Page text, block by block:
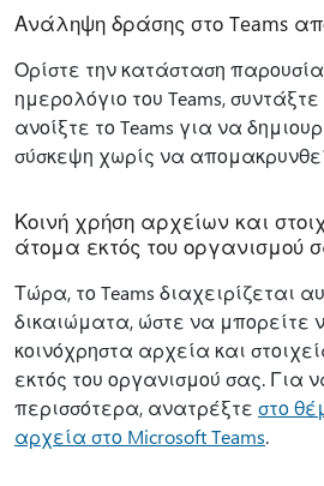
Ανάληψη δράσης στο Teams
Ορίστε την κατάσταση
ημερολόγιο του Teams,
ανοίξτε το Teams για να
σύσκεψη χωρίς να
Κοινή χρήση αρχείων και
άτομα εκτός του οργανισμού
Τώρα, το Teams διαχειρίζεται
δικαιώματα, ώστε να μπορείτε
κοινόχρηστα αρχεία και
εκτός του οργανισμού σας. Για
περισσότερα, ανατρέξτε στο
αρχεία στο Microsoft Teams.